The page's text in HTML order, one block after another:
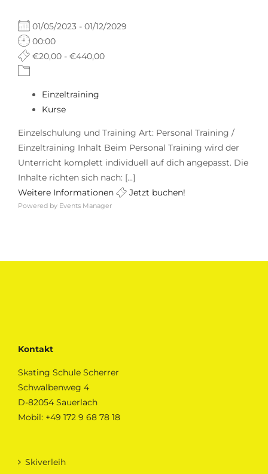
01/05/2023 - 01/12/2029
00:00
€20,00 - €440,00
Einzeltraining
Kurse
Einzelschulung und Training Art: Personal Training /
Einzeltraining Inhalt Beim Personal Training wird der
Unterricht komplett individuell auf dich angepasst. Die
Inhalte richten sich nach: [...]
Weitere Informationen
Jetzt buchen!
Powered by Events Manager
Kontakt
Skating Schule Scherrer
Schwalbenweg 4
D-82054 Sauerlach
Mobil: +49 172 9 68 78 18
Skiverleih